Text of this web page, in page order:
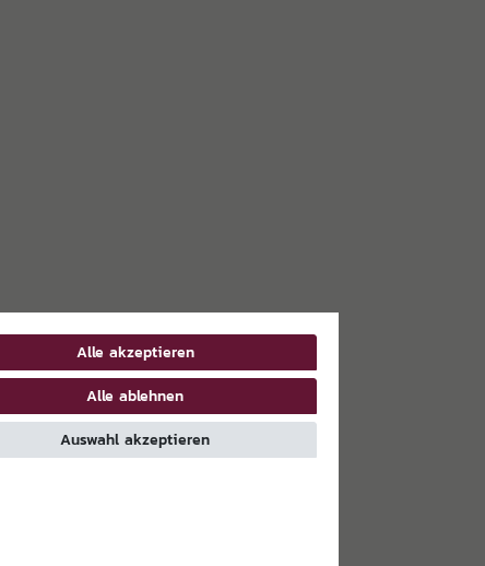
Alle akzeptieren
Alle ablehnen
Auswahl akzeptieren